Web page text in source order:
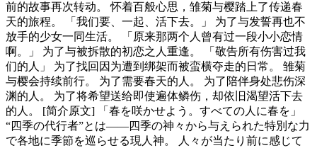
前的故事再次转动。 怀着百般心思，雏菊与樱踏上了传递春
天的旅程。 「我们要、一起、活下去。」 为了与发誓再也不
放手的少女一同生活。 「原来那两个人曾有过一段小小恋情
啊。」 为了与被拆散的初恋之人重逢。 「敬告所有伤害过我
们的人」 为了找回因为遭到绑架而被蛮横夺走的日常。 雏菊
与樱会持续前行。 为了需要春天的人。 为了陪伴身处悲伤深
渊的人。 为了将希望送给即使遍体鳞伤，却依旧渴望活下去
的人。 [简介原文] 「春を咲かせよう。すべての人に春を」
“四季の代行者”とは——四季の神々から与えられた特別な力
で各地に季節を巡らせる現人神。 人々が当たり前に感じて